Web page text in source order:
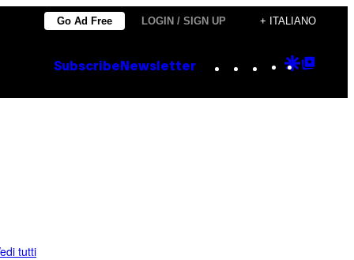
Go Ad Free LOGIN / SIGN UP + ITALIANO
Subscribe Newsletter Instagram
TikTok
YouTube
Google
tutti